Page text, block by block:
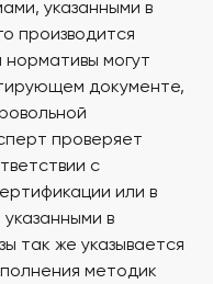
указанными в
производится
могут
документе,
проверяет
с
или в
в
так же указывается
методик